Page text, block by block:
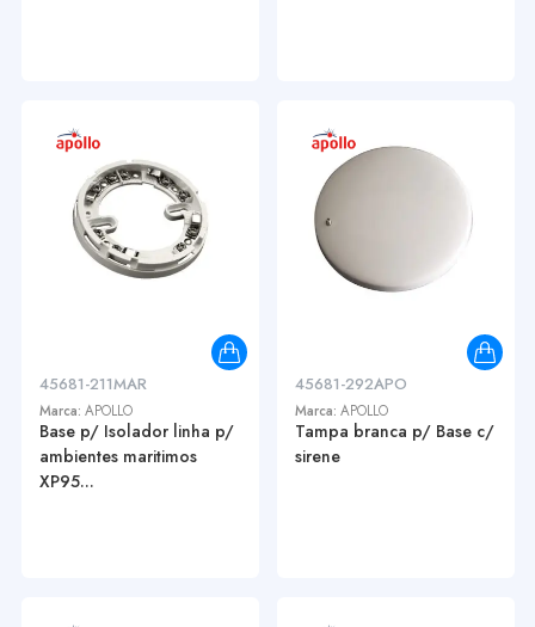
45681-211MAR
Marca: APOLLO
Base p/ Isolador linha p/
ambientes maritimos
XP95...
45681-292APO
Marca: APOLLO
Tampa branca p/ Base c/
sirene